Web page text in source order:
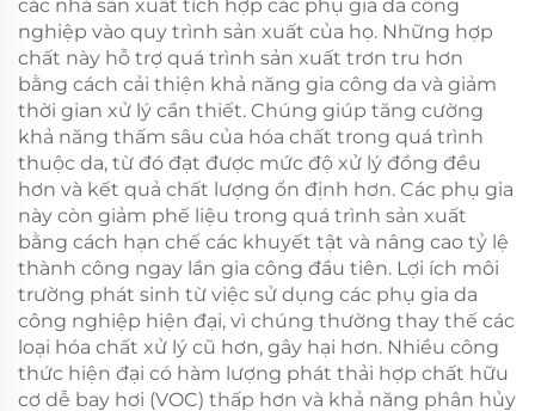
các nhà sản xuất tích hợp các phụ gia da công
nghiệp vào quy trình sản xuất của họ. Những hợp
chất này hỗ trợ quá trình sản xuất trơn tru hơn
bằng cách cải thiện khả năng gia công da và giảm
thời gian xử lý cần thiết. Chúng giúp tăng cường
khả năng thấm sâu của hóa chất trong quá trình
thuộc da, từ đó đạt được mức độ xử lý đồng đều
hơn và kết quả chất lượng ổn định hơn. Các phụ gia
này còn giảm phế liệu trong quá trình sản xuất
bằng cách hạn chế các khuyết tật và nâng cao tỷ lệ
thành công ngay lần gia công đầu tiên. Lợi ích môi
trường phát sinh từ việc sử dụng các phụ gia da
công nghiệp hiện đại, vì chúng thường thay thế các
loại hóa chất xử lý cũ hơn, gây hại hơn. Nhiều công
thức hiện đại có hàm lượng phát thải hợp chất hữu
cơ dễ bay hơi (VOC) thấp hơn và khả năng phân hủy